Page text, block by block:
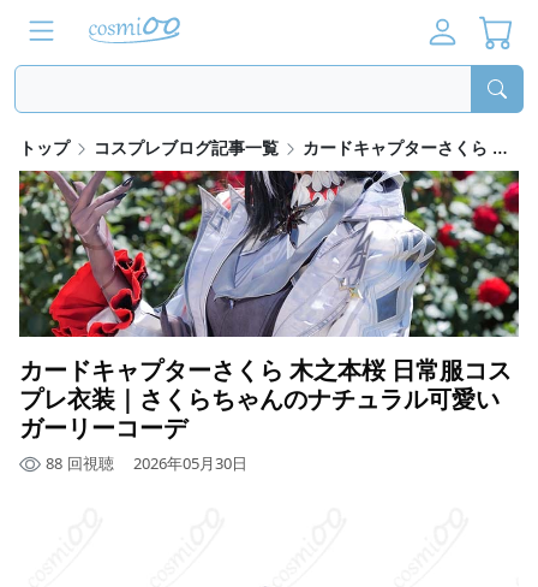
トップ コスプレブログ記事一覧 カードキャプターさくら 木之本桜 日常服コスプレ衣装｜さくらちゃんのナチュラル可愛いガーリーコーデ
カードキャプターさくら 木之本桜 日常服コス
プレ衣装｜さくらちゃんのナチュラル可愛い
ガーリーコーデ
88 回視聴 2026年05月30日